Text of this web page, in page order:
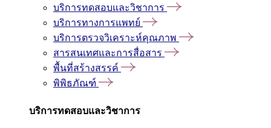
บริการทดสอบและวิชาการ
บริการทางการแพทย์
บริการตรวจวิเคราะห์คุณภาพ
สารสนเทศและการสื่อสาร
พื้นที่สร้างสรรค์
พิพิธภัณฑ์
บริการทดสอบและวิชาการ